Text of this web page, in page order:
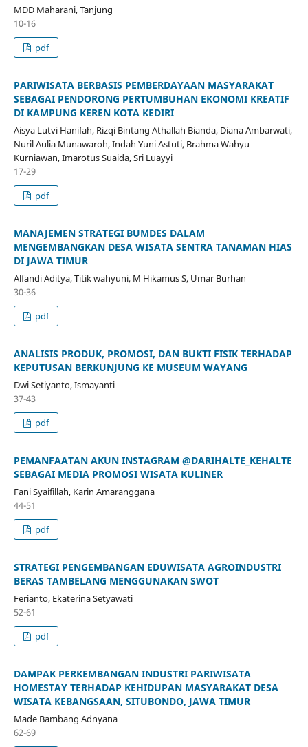
MDD Maharani, Tanjung
10-16
pdf
PARIWISATA BERBASIS PEMBERDAYAAN MASYARAKAT
SEBAGAI PENDORONG PERTUMBUHAN EKONOMI KREATIF
DI KAMPUNG KEREN KOTA KEDIRI
Aisya Lutvi Hanifah, Rizqi Bintang Athallah Bianda, Diana Ambarwati,
Nuril Aulia Munawaroh, Indah Yuni Astuti, Brahma Wahyu
Kurniawan, Imarotus Suaida, Sri Luayyi
17-29
pdf
MANAJEMEN STRATEGI BUMDES DALAM
MENGEMBANGKAN DESA WISATA SENTRA TANAMAN HIAS
DI JAWA TIMUR
Alfandi Aditya, Titik wahyuni, M Hikamus S, Umar Burhan
30-36
pdf
ANALISIS PRODUK, PROMOSI, DAN BUKTI FISIK TERHADAP
KEPUTUSAN BERKUNJUNG KE MUSEUM WAYANG
Dwi Setiyanto, Ismayanti
37-43
pdf
PEMANFAATAN AKUN INSTAGRAM @DARIHALTE_KEHALTE
SEBAGAI MEDIA PROMOSI WISATA KULINER
Fani Syaifillah, Karin Amaranggana
44-51
pdf
STRATEGI PENGEMBANGAN EDUWISATA AGROINDUSTRI
BERAS TAMBELANG MENGGUNAKAN SWOT
Ferianto, Ekaterina Setyawati
52-61
pdf
DAMPAK PERKEMBANGAN INDUSTRI PARIWISATA
HOMESTAY TERHADAP KEHIDUPAN MASYARAKAT DESA
WISATA KEBANGSAAN, SITUBONDO, JAWA TIMUR
Made Bambang Adnyana
62-69